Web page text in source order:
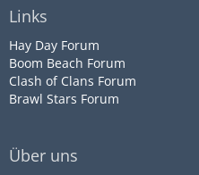
Links
Hay Day Forum
Boom Beach Forum
Clash of Clans Forum
Brawl Stars Forum
Über uns